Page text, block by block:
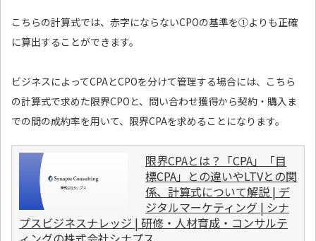
こちらの計算式では、赤字にならないCPOの基準を①よりも正確
に算出することができます。
ビジネスによってCPAとCPOを分けて管理する場合には、こちら
の計算式で求めた限界CPOと、問い合わせ獲得から契約・購入ま
での間の成約率を用いて、限界CPAを求めることになります。
限界CPAとは？「CPA」「目
標CPA」との違いやLTVとの関
係、計算式について解説 | デ
ジタルマーケティング | シナ
プスビジネスナレッジ | 研修・人材育成・コンサルテ